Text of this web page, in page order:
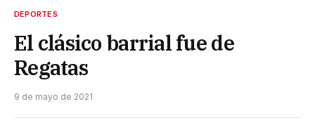
DEPORTES
El clásico barrial fue de
Regatas
9 de mayo de 2021